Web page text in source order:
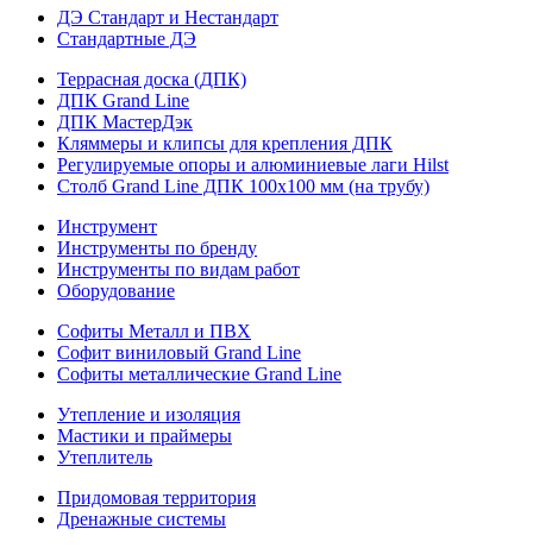
ДЭ Стандарт и Нестандарт
Стандартные ДЭ
Террасная доска (ДПК)
ДПК Grand Line
ДПК МастерДэк
Кляммеры и клипсы для крепления ДПК
Регулируемые опоры и алюминиевые лаги Hilst
Столб Grand Line ДПК 100х100 мм (на трубу)
Инструмент
Инструменты по бренду
Инструменты по видам работ
Оборудование
Софиты Металл и ПВХ
Софит виниловый Grand Line
Софиты металлические Grand Line
Утепление и изоляция
Мастики и праймеры
Утеплитель
Придомовая территория
Дренажные системы